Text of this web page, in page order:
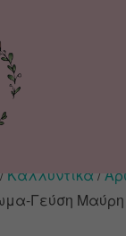
/ Καλλυντικά /
Γεύση Μαύρη